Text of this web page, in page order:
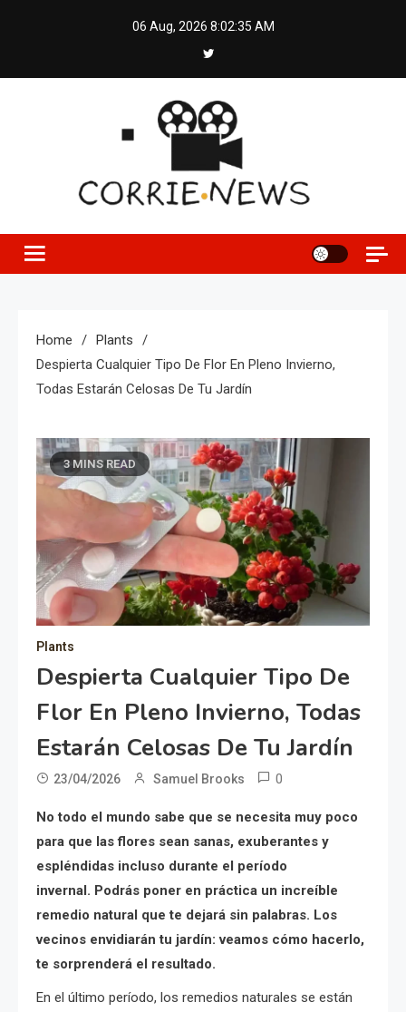
06 Aug, 2026 8:02:35 AM
Home
Plants
Despierta Cualquier Tipo De Flor En Pleno Invierno,
Todas Estarán Celosas De Tu Jardín
3 MINS READ
Plants
Despierta Cualquier Tipo De
Flor En Pleno Invierno, Todas
Estarán Celosas De Tu Jardín
23/04/2026 Samuel Brooks 0
No todo el mundo sabe que se necesita muy poco
para que las flores sean sanas, exuberantes y
espléndidas incluso durante el período
invernal. Podrás poner en práctica un increíble
remedio natural que te dejará sin palabras. Los
vecinos envidiarán tu jardín: veamos cómo hacerlo,
te sorprenderá el resultado.
En el último período, los remedios naturales se están